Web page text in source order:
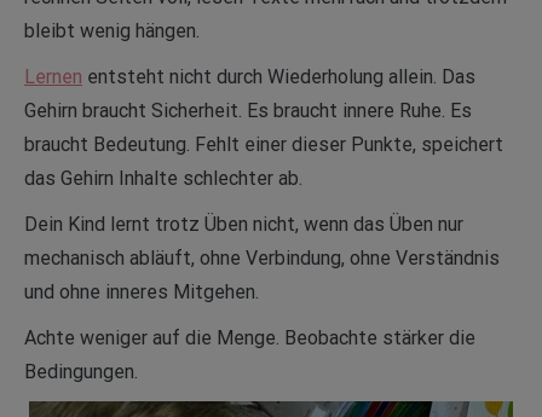
bleibt wenig hängen.
Lernen entsteht nicht durch Wiederholung allein. Das
Gehirn braucht Sicherheit. Es braucht innere Ruhe. Es
braucht Bedeutung. Fehlt einer dieser Punkte, speichert
das Gehirn Inhalte schlechter ab.
Dein Kind lernt trotz Üben nicht, wenn das Üben nur
mechanisch abläuft, ohne Verbindung, ohne Verständnis
und ohne inneres Mitgehen.
Achte weniger auf die Menge. Beobachte stärker die
Bedingungen.